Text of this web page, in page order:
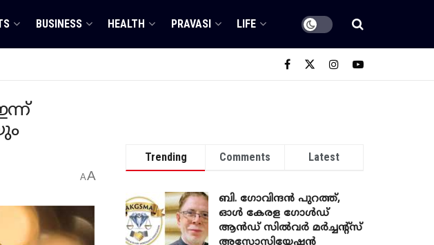
BUSINESS HEALTH PRAVASI LIFE
AA
Trending Comments Latest
ബി. ​ഗോവിന്ദൻ പുറത്ത്,
ഓൾ കേരള ഗോൾഡ്
ആൻഡ് സിൽവർ മർച്ചന്റ്സ്